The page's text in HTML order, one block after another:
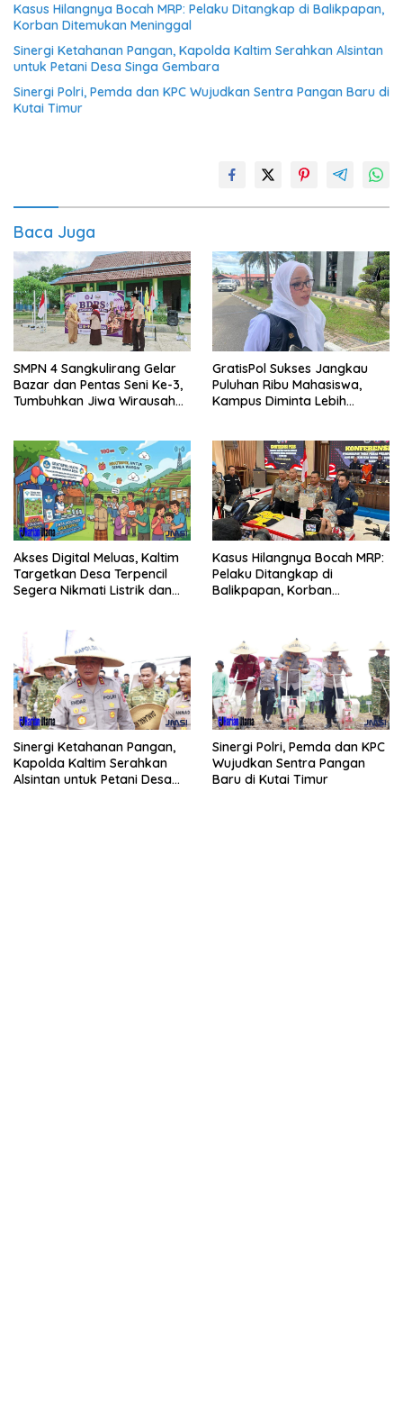
Kasus Hilangnya Bocah MRP: Pelaku Ditangkap di Balikpapan,
Korban Ditemukan Meninggal
Sinergi Ketahanan Pangan, Kapolda Kaltim Serahkan Alsintan
untuk Petani Desa Singa Gembara
Sinergi Polri, Pemda dan KPC Wujudkan Sentra Pangan Baru di
Kutai Timur
Baca Juga
SMPN 4 Sangkulirang Gelar
Bazar dan Pentas Seni Ke-3,
Tumbuhkan Jiwa Wirausaha
GratisPol Sukses Jangkau
Puluhan Ribu Mahasiswa,
Kampus Diminta Lebih
Akses Digital Meluas, Kaltim
Targetkan Desa Terpencil
Segera Nikmati Listrik dan
Kasus Hilangnya Bocah MRP:
Pelaku Ditangkap di
Balikpapan, Korban
Sinergi Ketahanan Pangan,
Kapolda Kaltim Serahkan
Alsintan untuk Petani Desa
Sinergi Polri, Pemda dan KPC
Wujudkan Sentra Pangan
Baru di Kutai Timur